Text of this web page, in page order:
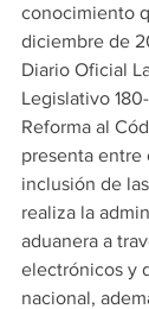
conocimiento
diciembre de
Diario Oficial
Legislativo
Reforma al
presenta entre
inclusión de
realiza la
aduanera a
electrónicos y
nacional,